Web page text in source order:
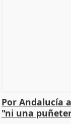
Por Andalucía
"ni una